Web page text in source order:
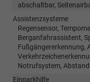
abschaltbar,
Assistenzsysteme
Regensensor,
Berganfahrassistent,
Fußgängererkennung,
Notrufsystem,
Einparkhilfe